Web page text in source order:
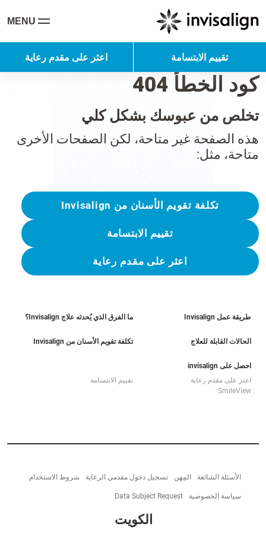
MENU
تقييم الابتسامة اعثر على مقدم رعاية
كود الخطأ 404
تخلص من عبوسك بشكل كلي
هذه الصفحة غير متاحة، لكن الصفحات الأخرى
متاحة، مثل:
تكلفة تقويم الأسنان من Invisalign
تقييم الابتسامة
اعثر على مقدم رعاية
طريقة عمل Invisalign ما الفرق الذي يُحدثه علاج Invisalign؟
الحالات القابلة للعلاج تكلفة تقويم الأسنان من Invisalign
احصل على invisalign
اعثر على مقدم رعاية
تقييم الابتسامة
SmileView
الأسئلة الشائعة المِهن تسجيل دخول مقدمي الرعاية شروط الاستخدام
سياسة الخصوصية Data Subject Request
الكويت‎